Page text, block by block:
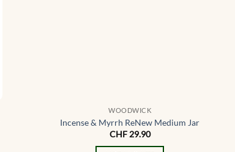
WOODWICK
Incense & Myrrh ReNew Medium Jar
CHF29.90